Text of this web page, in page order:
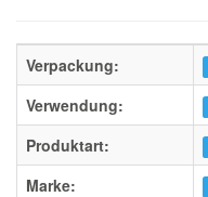
Verpackung:
Verwendung:
Produktart:
Marke: